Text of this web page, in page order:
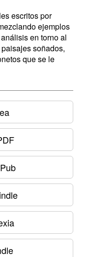
escritos por
ejemplos
en torno al
soñados,
que se le